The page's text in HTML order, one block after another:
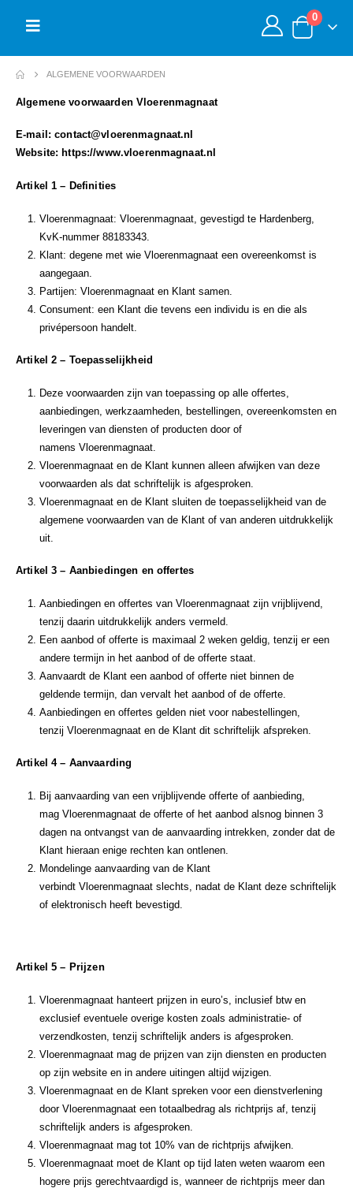
0
ALGEMENE VOORWAARDEN
Algemene voorwaarden Vloerenmagnaat
E-mail: contact@vloerenmagnaat.nl
Website: https://www.vloerenmagnaat.nl
Artikel 1 – Definities
Vloerenmagnaat: Vloerenmagnaat, gevestigd te Hardenberg,
KvK-nummer 88183343.
Klant: degene met wie Vloerenmagnaat een overeenkomst is
aangegaan.
Partijen: Vloerenmagnaat en Klant samen.
Consument: een Klant die tevens een individu is en die als
privépersoon handelt.
Artikel 2 – Toepasselijkheid
Deze voorwaarden zijn van toepassing op alle offertes,
aanbiedingen, werkzaamheden, bestellingen, overeenkomsten en
leveringen van diensten of producten door of
namens Vloerenmagnaat.
Vloerenmagnaat en de Klant kunnen alleen afwijken van deze
voorwaarden als dat schriftelijk is afgesproken.
Vloerenmagnaat en de Klant sluiten de toepasselijkheid van de
algemene voorwaarden van de Klant of van anderen uitdrukkelijk
uit.
Artikel 3 – Aanbiedingen en offertes
Aanbiedingen en offertes van Vloerenmagnaat zijn vrijblijvend,
tenzij daarin uitdrukkelijk anders vermeld.
Een aanbod of offerte is maximaal 2 weken geldig, tenzij er een
andere termijn in het aanbod of de offerte staat.
Aanvaardt de Klant een aanbod of offerte niet binnen de
geldende termijn, dan vervalt het aanbod of de offerte.
Aanbiedingen en offertes gelden niet voor nabestellingen,
tenzij Vloerenmagnaat en de Klant dit schriftelijk afspreken.
Artikel 4 – Aanvaarding
Bij aanvaarding van een vrijblijvende offerte of aanbieding,
mag Vloerenmagnaat de offerte of het aanbod alsnog binnen 3
dagen na ontvangst van de aanvaarding intrekken, zonder dat de
Klant hieraan enige rechten kan ontlenen.
Mondelinge aanvaarding van de Klant
verbindt Vloerenmagnaat slechts, nadat de Klant deze schriftelijk
of elektronisch heeft bevestigd.
Artikel 5 – Prijzen
Vloerenmagnaat hanteert prijzen in euro’s, inclusief btw en
exclusief eventuele overige kosten zoals administratie- of
verzendkosten, tenzij schriftelijk anders is afgesproken.
Vloerenmagnaat mag de prijzen van zijn diensten en producten
op zijn website en in andere uitingen altijd wijzigen.
Vloerenmagnaat en de Klant spreken voor een dienstverlening
door Vloerenmagnaat een totaalbedrag als richtprijs af, tenzij
schriftelijk anders is afgesproken.
Vloerenmagnaat mag tot 10% van de richtprijs afwijken.
Vloerenmagnaat moet de Klant op tijd laten weten waarom een
hogere prijs gerechtvaardigd is, wanneer de richtprijs meer dan